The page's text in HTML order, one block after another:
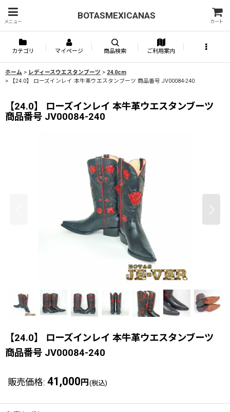
メニュー
BOTASMEXICANAS
カート
カテゴリ マイページ 商品検索 ご利用案内
ホーム > レディースウエスタンブーツ > 24.0cm
>
【24.0】 ローズインレイ 本牛革ウエスタンブーツ 商品番号 JV00084-240
【24.0】 ローズインレイ 本牛革ウエスタンブーツ
商品番号 JV00084-240
【24.0】 ローズインレイ 本牛革ウエスタンブーツ
商品番号 JV00084-240
販売価格: 41,000 円 (税込)